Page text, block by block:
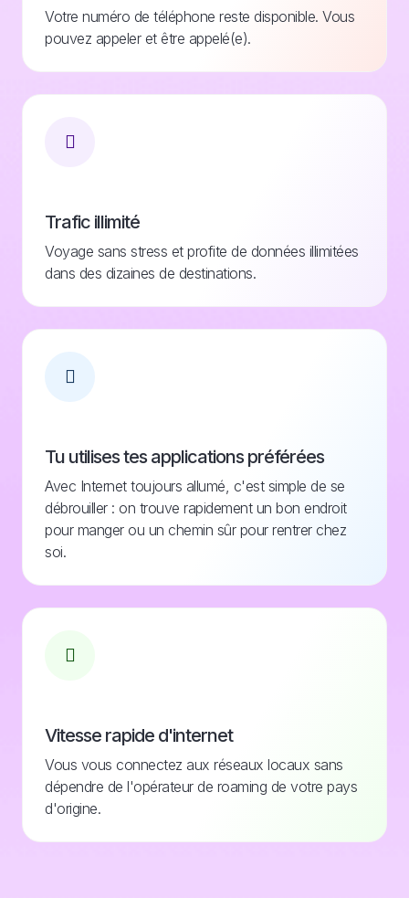
Votre numéro de téléphone reste disponible. Vous
pouvez appeler et être appelé(e).
Trafic illimité
Voyage sans stress et profite de données illimitées
dans des dizaines de destinations.
Tu utilises tes applications préférées
Avec Internet toujours allumé, c'est simple de se
débrouiller : on trouve rapidement un bon endroit
pour manger ou un chemin sûr pour rentrer chez
soi.
Vitesse rapide d'internet
Vous vous connectez aux réseaux locaux sans
dépendre de l'opérateur de roaming de votre pays
d'origine.